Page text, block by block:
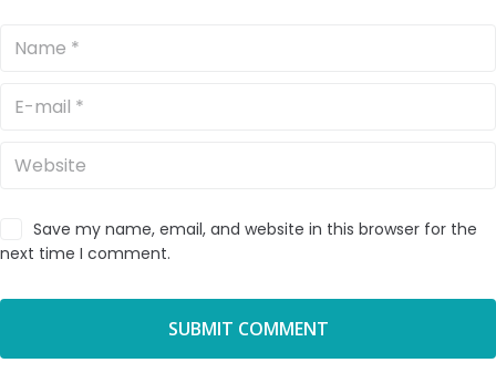
Save my name, email, and website in this browser for the
next time I comment.